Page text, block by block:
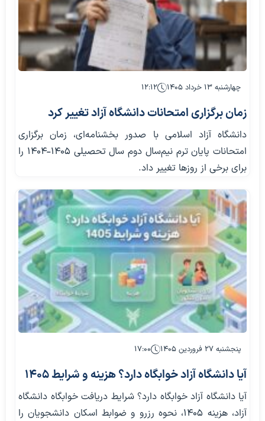
چهارشنبه ۱۳ خرداد ۱۴۰۵ ۱۲:۱۲
زمان برگزاری امتحانات دانشگاه آزاد تغییر کرد
دانشگاه آزاد اسلامی با صدور بخشنامه‌ای، زمان برگزاری
امتحانات پایان ترم نیم‌سال دوم سال تحصیلی ۱۴۰۵-۱۴۰۴ را
برای برخی از روزها تغییر داد.
پنجشنبه ۲۷ فروردین ۱۴۰۵ ۱۷:۰۰
آیا دانشگاه آزاد خوابگاه دارد؟ هزینه و شرایط 1405
آیا دانشگاه آزاد خوابگاه دارد؟ شرایط دریافت خوابگاه دانشگاه
آزاد، هزینه 1405، نحوه رزرو و ضوابط اسکان دانشجویان را